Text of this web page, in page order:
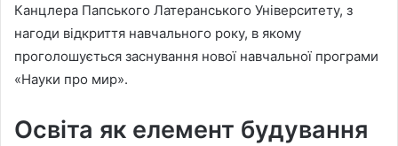
Канцлера Папського Латеранського Університету, з
нагоди відкриття навчального року, в якому
проголошується заснування нової навчальної програми
«Науки про мир».
Освіта як елемент будування